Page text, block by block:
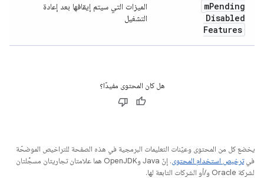
mPending
Disabled
Features
الميزات التي سيتم إيقافها بعد إعادة
التشغيل
هل كان المحتوى مفيدًا؟
يخضع كل من المحتوى وعيّنات التعليمات البرمجية في هذه الصفحة للتراخيص الموضحّة
فيترخيص استخدام المحتوى
. إنّ Java وOpenJDK هما علامتان تجاريتان مسجَّلتان
لشركة Oracle و/أو الشركات التابعة لها.